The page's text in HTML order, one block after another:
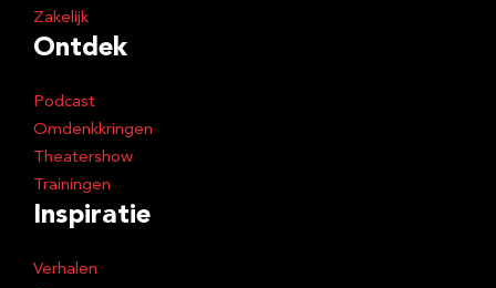
Zakelijk
Ontdek
Podcast
Omdenkkringen
Theatershow
Trainingen
Inspiratie
Verhalen